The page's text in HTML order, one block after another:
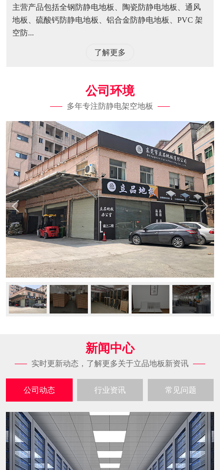
主营产品包括全钢防静电地板、陶瓷防静电地板、通风
地板、硫酸钙防静电地板、铝合金防静电地板、PVC 架
空防...
了解更多
公司环境
多年专注防静电架空地板
新闻中心
实时更新动态，了解更多关于立品地板新资讯
公司动态 行业资讯 常见问题